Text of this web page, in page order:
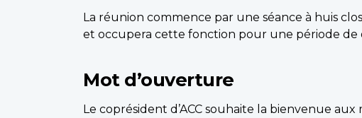
La réunion commence par une séance à huis
et occupera cette fonction pour une période de
Mot d’ouverture
Le coprésident d’ACC souhaite la bienvenue